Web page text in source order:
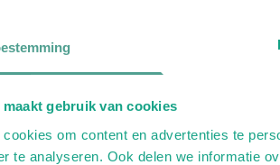
maakt gebruik van cookies
cookies om content en advertenties te
te analyseren. Ook delen we informatie